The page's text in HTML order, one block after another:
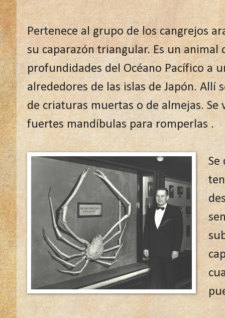
Pertenece al grupo de los cangrejos
su caparazón triangular. Es un animal
profundidades del Océano Pacífico a
alrededores de las islas de Japón. Allí
de criaturas muertas o de almejas. Se
fuertes mandíbulas para romperlas .
Se